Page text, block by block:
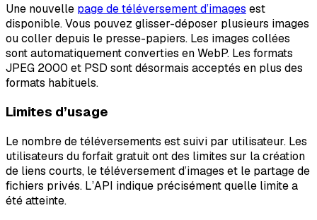
Une nouvelle page de téléversement d’images est
disponible. Vous pouvez glisser-déposer plusieurs images
ou coller depuis le presse-papiers. Les images collées
sont automatiquement converties en WebP. Les formats
JPEG 2000 et PSD sont désormais acceptés en plus des
formats habituels.
Limites d’usage
Le nombre de téléversements est suivi par utilisateur. Les
utilisateurs du forfait gratuit ont des limites sur la création
de liens courts, le téléversement d’images et le partage de
fichiers privés. L’API indique précisément quelle limite a
été atteinte.